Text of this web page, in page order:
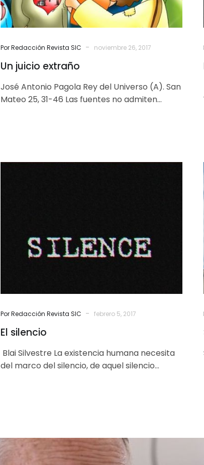
Por Redacción Revista SIC - noviembre 26, 2017
Un juicio extraño
José Antonio Pagola Rey del Universo (A). San
Mateo 25, 31-46 Las fuentes no admiten
Por Redacción Revista SIC - febrero 5, 2017
El silencio
Blai Silvestre La existencia humana necesita
del marco del silencio, de aquel silencio